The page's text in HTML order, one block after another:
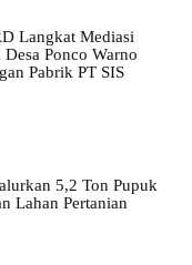
Langkat Mediasi
Ponco Warno
Pabrik PT SIS
5,2 Ton Pupuk
Lahan Pertanian